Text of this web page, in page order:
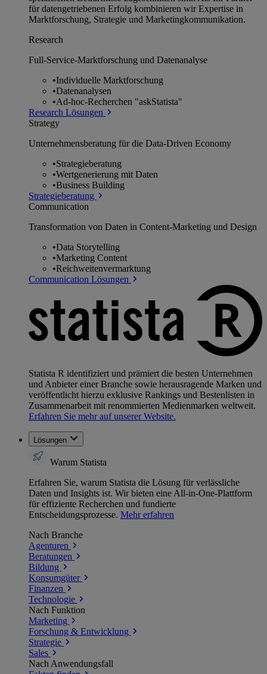
für datengetriebenen Erfolg kombinieren wir Expertise in
Marktforschung, Strategie und Marketingkommunikation.
Research
Full-Service-Marktforschung und Datenanalyse
•Individuelle Marktforschung
•Datenanalysen
•Ad-hoc-Recherchen "askStatista"
Research Lösungen
Strategy
Unternehmens­beratung für die Data-Driven Economy
•Strategieberatung
•Wertgenerierung mit Daten
•Business Building
Strategieberatung
Communication
Transformation von Daten in Content-Marketing und Design
•Data Storytelling
•Marketing Content
•Reichweitenvermarktung
Communication Lösungen
Statista R identifiziert und prämiert die besten Unternehmen
und Anbieter einer Branche sowie herausragende Marken und
veröffentlicht hierzu exklusive Rankings und Bestenlisten in
Zusammenarbeit mit renommierten Medienmarken weltweit.
Erfahren Sie mehr auf unserer Website.
Lösungen
Warum Statista
Erfahren Sie, warum Statista die Lösung für verlässliche
Daten und Insights ist. Wir bieten eine All-in-One-Plattform
für effiziente Recherchen und fundierte
Entscheidungsprozesse. Mehr erfahren
Nach Branche
Agenturen
Beratungen
Bildung
Konsumgüter
Finanzen
Technologie
Nach Funktion
Marketing
Forschung & Entwicklung
Strategie
Sales
Nach Anwendungsfall